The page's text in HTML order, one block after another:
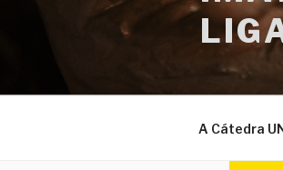
A Cátedra